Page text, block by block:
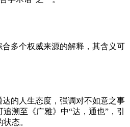
多个权威来源的解释，其含义可
的人生态度，强调对不如意之事
溯至《广雅》中“达，通也”，引
态。